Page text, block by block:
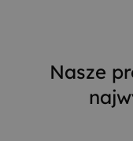
Nasze